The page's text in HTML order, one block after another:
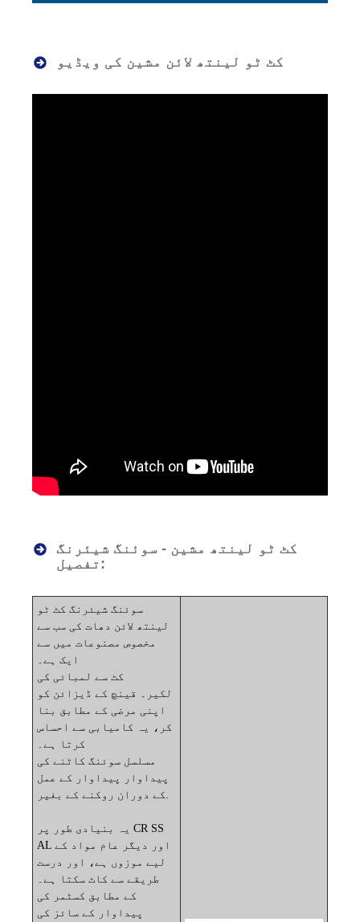
کٹ ٹو لینتھ لائن مشین کی ویڈیو
کٹ ٹو لینتھ مشین - سوئنگ شیئرنگ
تفصیل:
سوئنگ شیئرنگ کٹ ٹو
لینتھ لائن دھات کی سب سے
مخصوص مصنوعات میں سے
کٹ سے لمبائی کی
لکیر۔
قینچ کے ڈیزائن کو
اپنی مرضی کے مطابق بنا
کر، یہ کامیابی سے احساس
مسلسل سوئنگ کاٹنے کی
پیداوار
پیداوار کے عمل
یہ بنیادی طور پر CR SS
AL اور دیگر عام مواد کے
لیے موزوں ہے، اور درست
کے مطابق کسٹمر کی
پیداوار کے سائز کی